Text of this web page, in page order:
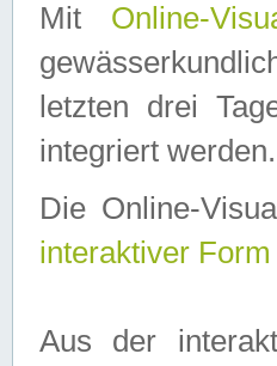
Mit Online-
letzten drei
integriert
Die Online-
interaktiver Form
Aus der